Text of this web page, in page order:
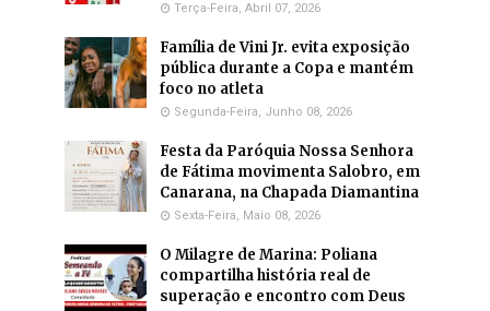
Terça-Feira, Abril 07, 2026
Família de Vini Jr. evita exposição
pública durante a Copa e mantém
foco no atleta
Segunda-Feira, Junho 08, 2026
Festa da Paróquia Nossa Senhora
de Fátima movimenta Salobro, em
Canarana, na Chapada Diamantina
Sexta-Feira, Maio 08, 2026
O Milagre de Marina: Poliana
compartilha história real de
superação e encontro com Deus